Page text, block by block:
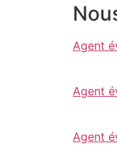
Agent
Agent
Agent